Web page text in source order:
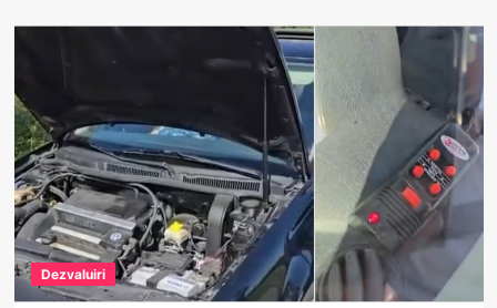
Mașină
de
parcarea
Supeco
din
Râmnicu
Vâlcea.
Pompierii
au
intervenit
de
Dezvaluiri